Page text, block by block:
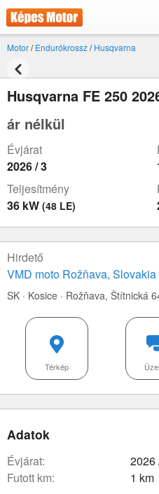
Motor/Endurókrossz/Husqvarna
Husqvarna FE 250
ár nélkül
Évjárat
2026 / 3
Teljesítmény
36 kW (48 LE)
Hirdető
VMD moto Rožňava, Slovakia
SK · Kosice · Rožňava, Štítnická
Térkép
Adatok
évjárat:
2026
futott km:
1 km